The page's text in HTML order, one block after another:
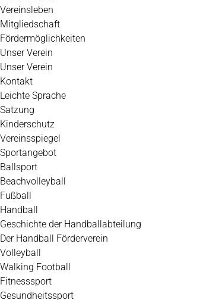
Vereinsleben
Mitgliedschaft
Fördermöglichkeiten
Unser Verein
Unser Verein
Kontakt
Leichte Sprache
Satzung
Kinderschutz
Vereinsspiegel
Sportangebot
Ballsport
Beachvolleyball
Fußball
Handball
Geschichte der Handballabteilung
Der Handball Förderverein
Volleyball
Walking Football
Fitnesssport
Gesundheitssport